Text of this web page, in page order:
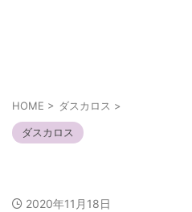
HOME > ダスカロス >
ダスカロス
2020年11月18日